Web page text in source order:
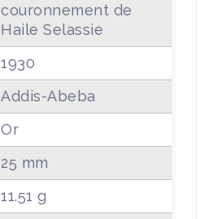
couronnement de
Haile Selassie
1930
Addis-Abeba
Or
25 mm
11.51 g